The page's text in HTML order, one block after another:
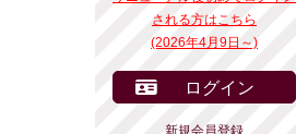
される方はこちら
(2026年4月9日～)
ログイン
新規会員登録